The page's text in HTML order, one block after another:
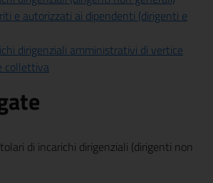
e autorizzati ai dipendenti (dirigenti e
dirigenziali amministrativi di vertice
collettiva
di incarichi dirigenziali (dirigenti non